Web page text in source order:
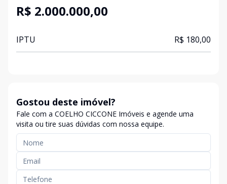
R$ 2.000.000,00
IPTU R$ 180,00
Gostou deste imóvel?
Fale com a COELHO CICCONE Imóveis e agende uma
visita ou tire suas dúvidas com nossa equipe.